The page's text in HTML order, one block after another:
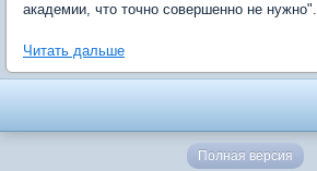
академии, что точно совершенно не нужно".
Читать дальше
Полная версия